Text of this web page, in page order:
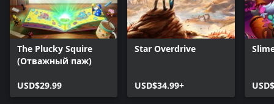
The Plucky Squire
(Отважный паж)
USD$29.99
Star Overdrive
USD$34.99+